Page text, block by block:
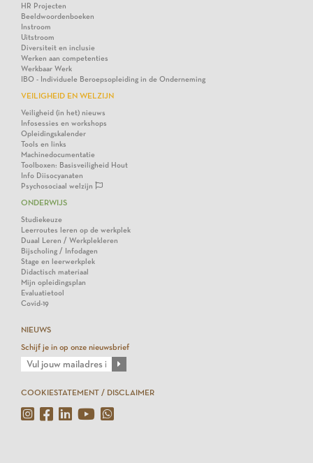
HR Projecten
Beeldwoordenboeken
Instroom
Uitstroom
Diversiteit en inclusie
Werken aan competenties
Werkbaar Werk
IBO - Individuele Beroepsopleiding in de Onderneming
VEILIGHEID EN WELZIJN
Veiligheid (in het) nieuws
Infosessies en workshops
Opleidingskalender
Tools en links
Machinedocumentatie
Toolboxen: Basisveiligheid Hout
Info Diisocyanaten
Psychosociaal welzijn
ONDERWIJS
Studiekeuze
Leerroutes leren op de werkplek
Duaal Leren / Werkplekleren
Bijscholing / Infodagen
Stage en leerwerkplek
Didactisch materiaal
Mijn opleidingsplan
Evaluatietool
Covid-19
NIEUWS
Schijf je in op onze nieuwsbrief
COOKIESTATEMENT / DISCLAIMER